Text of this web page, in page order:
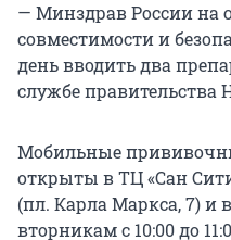
— Минздрав России на
совместимости и
день вводить два
службе правительства
Мобильные
открыты в ТЦ «Сан
(пл. Карла Маркса, 7) и
вторникам с 10:00 до